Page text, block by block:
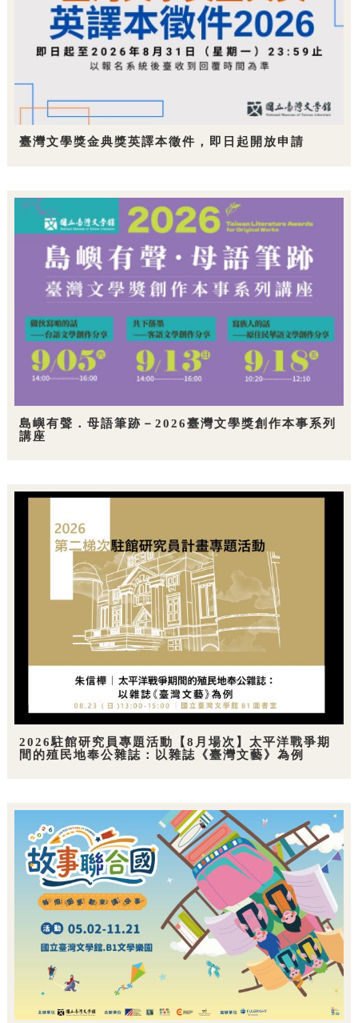
臺灣文學獎金典獎英譯本徵件，即日起開放申請
島嶼有聲．母語筆跡－2026臺灣文學獎創作本事系列
講座
2026駐館研究員專題活動【8月場次】太平洋戰爭期
間的殖民地奉公雜誌：以雜誌《臺灣文藝》為例